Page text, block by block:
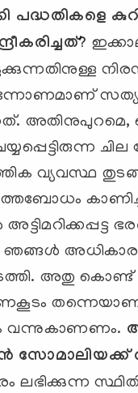
പദ്ധതികളെ
?
വ്യവസ്ഥ
ഞങ്ങള്‍
അതു കൊണ്ട്
തന്നെയാണ്
വന്നുകാണണം.
ലഭിക്കുന്ന